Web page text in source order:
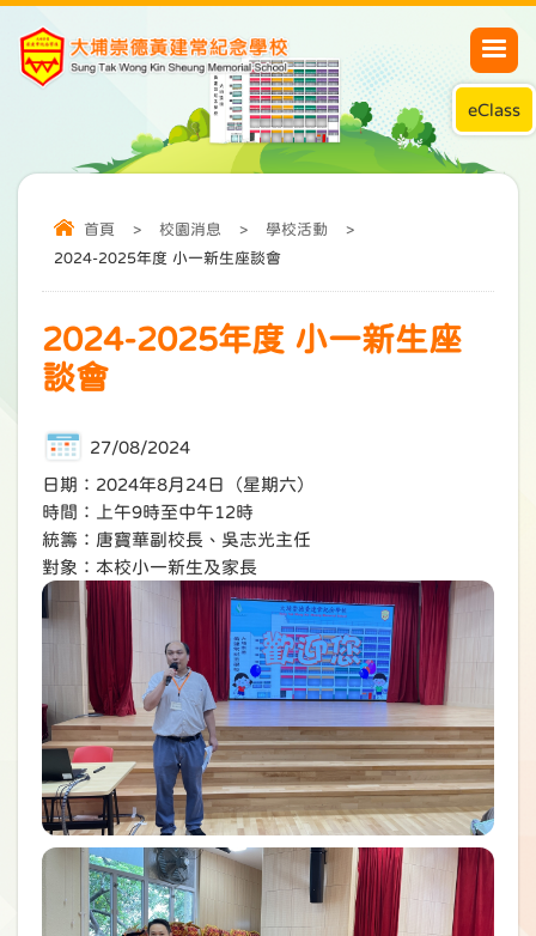
eClass
首頁 > 校園消息 > 學校活動
>
2024-2025年度 小一新生座談會
2024-2025年度 小一新生座
談會
27/08/2024
日期：2024年8月24日（星期六）
時間：上午9時至中午12時
統籌：唐寶華副校長、吳志光主任
對象：本校小一新生及家長